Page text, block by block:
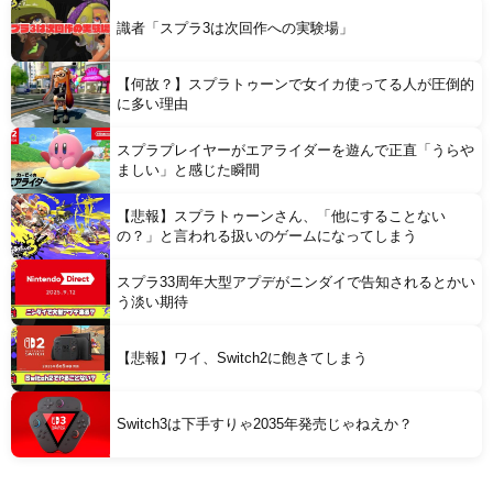
識者「スプラ3は次回作への実験場」
【何故？】スプラトゥーンで女イカ使ってる人が圧倒的
に多い理由
スプラプレイヤーがエアライダーを遊んで正直「うらや
ましい」と感じた瞬間
【悲報】スプラトゥーンさん、「他にすることない
の？」と言われる扱いのゲームになってしまう
スプラ33周年大型アプデがニンダイで告知されるとかい
う淡い期待
【悲報】ワイ、Switch2に飽きてしまう
Switch3は下手すりゃ2035年発売じゃねえか？